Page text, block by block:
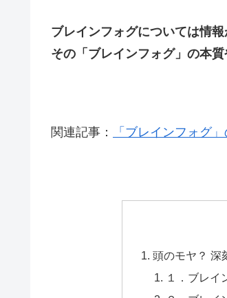
ブレインフォグについては情
その「ブレインフォグ」の本
関連記事： 「ブレインフォグ
頭のモヤ？ 深
１．ブレイ